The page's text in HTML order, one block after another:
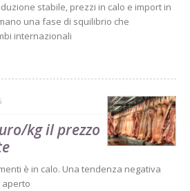
stabile, prezzi in calo e import in
una fase di squilibrio che
internazionali
kg il prezzo
è in calo. Una tendenza negativa
aperto